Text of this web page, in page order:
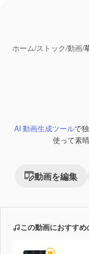
ホーム/ストック/動画/
Premium
AI 動画生成ツールで
使って素
動画を編集
この動画におすすめ